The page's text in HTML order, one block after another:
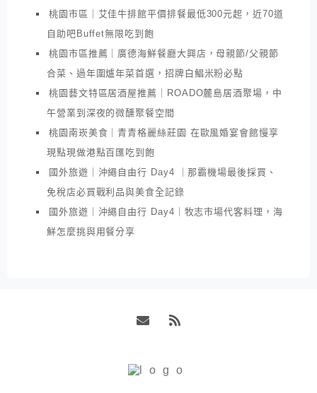
桃園市區｜艾佳牛排館平價排餐最低300元起，近70道
自助吧Buffet無限吃到飽
桃園市區推薦｜廣德海鮮餐廳大興店，母親節/父親節
合菜、過年圍爐年菜首選，招牌白鯧米粉必點
桃園藝文特區居酒屋推薦｜ROADO麓島居酒聚場，中
午營業到深夜的微醺聚餐空間
桃園南崁美食｜青青格麗絲莊園 在歐風婚宴會館慢享
現點現做港點百匯吃到飽
國外旅遊｜沖繩自由行 Day4 ｜那霸機場最後採買、
免稅店必買戰利品與美食全記錄
國外旅遊｜沖繩自由行 Day4｜牧志市場代客料理，海
鮮怎麼挑與用餐分享